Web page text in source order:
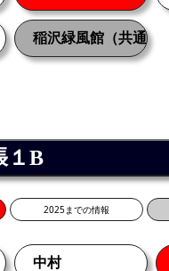
稲沢緑風館（共通）
１B
2025までの情報
中村